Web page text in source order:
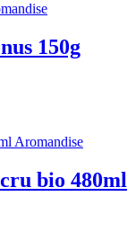
150g
bio 480ml